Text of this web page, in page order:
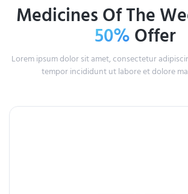
Medicines Of The
50%Offer
Lorem ipsum dolor sit amet, consectetur
tempor incididunt ut labore et dolore